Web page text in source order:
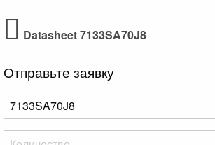
Datasheet 7133SA70J8
Отправьте заявку